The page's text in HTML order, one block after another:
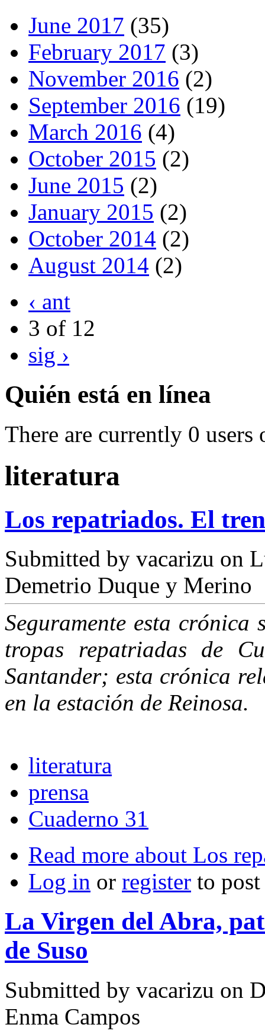
June 2017 (35)
February 2017 (3)
November 2016 (2)
September 2016 (19)
March 2016 (4)
October 2015 (2)
June 2015 (2)
January 2015 (2)
October 2014 (2)
August 2014 (2)
‹ ant
3 of 12
sig ›
Quién está en línea
There are currently 0 users
literatura
Los repatriados. El
Submitted by vacarizu on
Demetrio Duque y Merino
Seguramente esta
tropas repatriadas de
Santander; esta crónica
en la estación de Reinosa.
literatura
prensa
Cuaderno 31
Read more about Los
Log in or register to
La Virgen del Abra,
de Suso
Submitted by vacarizu on
Enma Campos